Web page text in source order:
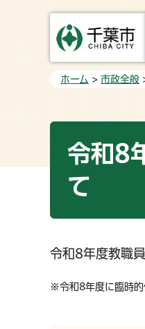
ホーム > 市政全般
令和8
て
令和8年度教職
※令和8年度に臨時的